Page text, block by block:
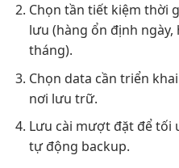
Chọn tần tiết kiệm thời
lưu (hàng ổn định ngày,
tháng).
Chọn data cần triển
nơi lưu trữ.
Lưu cài mượtđặt đểtối
tự động backup.